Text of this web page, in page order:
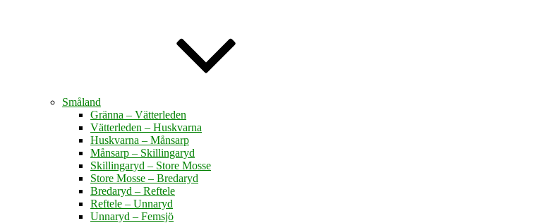
Småland
Gränna – Vätterleden
Vätterleden – Huskvarna
Huskvarna – Månsarp
Månsarp – Skillingaryd
Skillingaryd – Store Mosse
Store Mosse – Bredaryd
Bredaryd – Reftele
Reftele – Unnaryd
Unnaryd – Femsjö